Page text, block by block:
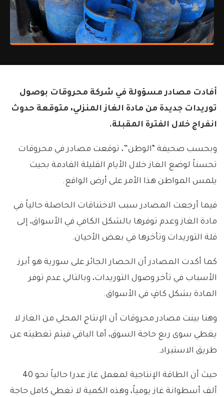
أفادت مصادر مسؤولة في شركة محروقات بوصول
توريدات جديدة من مادة الغاز المنزلي، متوقعة حدوث
انفراج خلال الفترة المقبلة.
وبحسب صحيفة “الوطن”، توقعت مصادر في محروقات
تحسناً لوضع الغاز خلال الأيام القليلة القادمة بحيث
يلمس المواطن هذا الأمر على أرض الواقع.
فيما أرجعت المصادر سبب الاختناقات الحاصلة حالياً في
مادة الغاز وعدم توفرها بالشكل الكافي في الأسواق، إلى
قلة التوريدات وتأخرها في بعض الأحيان.
كما أكدت المصادر أن الحصار الجائر على سورية هو أبرز
الأسباب في تأخر وصول التوريدات، وبالتالي عدم توفر
المادة بشكل كافٍ في الأسواق.
وهنا بينت مصادر محروقات أن الإنتاج المحلي من الغاز لا
يغطي سوى ربع حاجة السوق، أما الباقي فيتم تغطيته عن
طريق الاستيراد.
حيث أن الطاقة الإنتاجية لمعمل غاز عدرا حالياً نحو 40
ألف أسطوانة غاز يومياً، وهذه الكمية لا تغطي كامل حاجة